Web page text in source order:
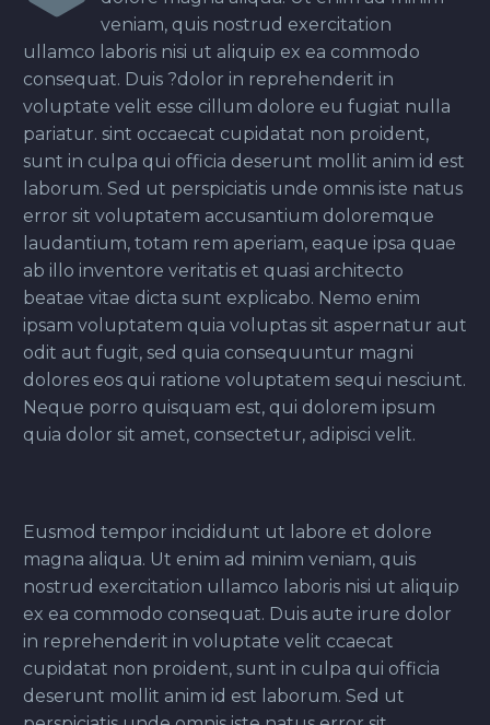
veniam, quis nostrud exercitation
ullamco laboris nisi ut aliquip ex ea commodo
consequat. Duis ?dolor in reprehenderit in
voluptate velit esse cillum dolore eu fugiat nulla
pariatur. sint occaecat cupidatat non proident,
sunt in culpa qui officia deserunt mollit anim id est
laborum. Sed ut perspiciatis unde omnis iste natus
error sit voluptatem accusantium doloremque
laudantium, totam rem aperiam, eaque ipsa quae
ab illo inventore veritatis et quasi architecto
beatae vitae dicta sunt explicabo. Nemo enim
ipsam voluptatem quia voluptas sit aspernatur aut
odit aut fugit, sed quia consequuntur magni
dolores eos qui ratione voluptatem sequi nesciunt.
Neque porro quisquam est, qui dolorem ipsum
quia dolor sit amet, consectetur, adipisci velit.
Eusmod tempor incididunt ut labore et dolore
magna aliqua. Ut enim ad minim veniam, quis
nostrud exercitation ullamco laboris nisi ut aliquip
ex ea commodo consequat. Duis aute irure dolor
in reprehenderit in voluptate velit ccaecat
cupidatat non proident, sunt in culpa qui officia
deserunt mollit anim id est laborum. Sed ut